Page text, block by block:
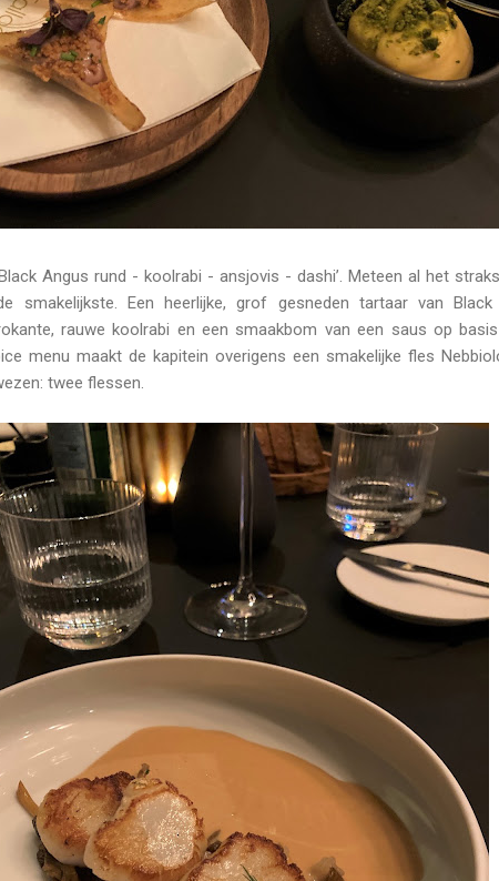
Angus rund - koolrabi - ansjovis - dashi’. Meteen al het
smakelijkste. Een heerlijke, grof gesneden tartaar van
rauwe koolrabi en een smaakbom van een saus op
menu maakt de kapitein overigens een smakelijke fles
twee flessen.